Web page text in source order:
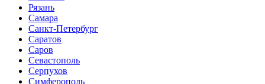
Рязань
Самара
Санкт-Петербург
Саратов
Саров
Севастополь
Серпухов
Симферополь